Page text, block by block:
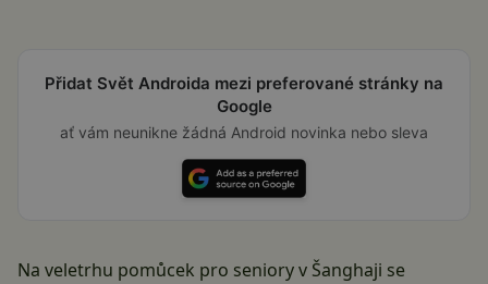
Přidat Svět Androida mezi preferované stránky na
Google
ať vám neunikne žádná Android novinka nebo sleva
Na veletrhu pomůcek pro seniory v Šanghaji se